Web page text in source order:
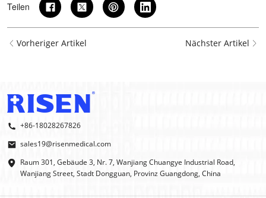
Teilen
Vorheriger Artikel Nächster Artikel
+86-18028267826
sales19@risenmedical.com
Raum 301, Gebäude 3, Nr. 7, Wanjiang Chuangye Industrial Road,
Wanjiang Street, Stadt Dongguan, Provinz Guangdong, China